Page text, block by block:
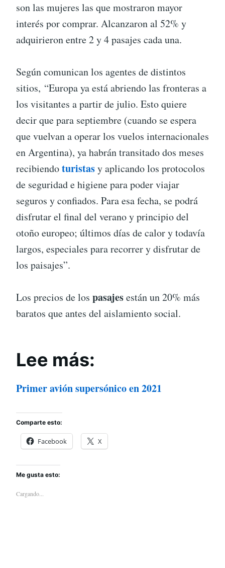
son las mujeres las que mostraron mayor
interés por comprar. Alcanzaron al 52% y
adquirieron entre 2 y 4 pasajes cada una.
Según comunican los agentes de distintos
sitios, “Europa ya está abriendo las fronteras a
los visitantes a partir de julio. Esto quiere
decir que para septiembre (cuando se espera
que vuelvan a operar los vuelos internacionales
en Argentina), ya habrán transitado dos meses
recibiendoturistasy aplicando los protocolos
de seguridad e higiene para poder viajar
seguros y confiados. Para esa fecha, se podrá
disfrutar el final del verano y principio del
otoño europeo; últimos días de calor y todavía
largos, especiales para recorrer y disfrutar de
los paisajes”.
Los precios de los pasajesestán un 20% más
baratos que antes del aislamiento social.
Lee más:
Primer avión supersónico en 2021
Comparte esto:
Facebook X
Me gusta esto:
Cargando...